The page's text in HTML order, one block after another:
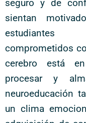
seguro y de
sientan
estudiantes
comprometidos
cerebro está
procesar y
neuroeducación
un clima